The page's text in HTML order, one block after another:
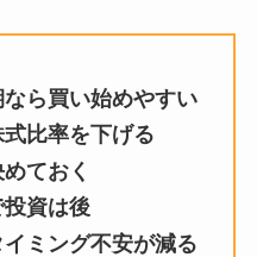
ら買い始めやすい
比率を下げる
ておく
資は後
ミング不安が減る